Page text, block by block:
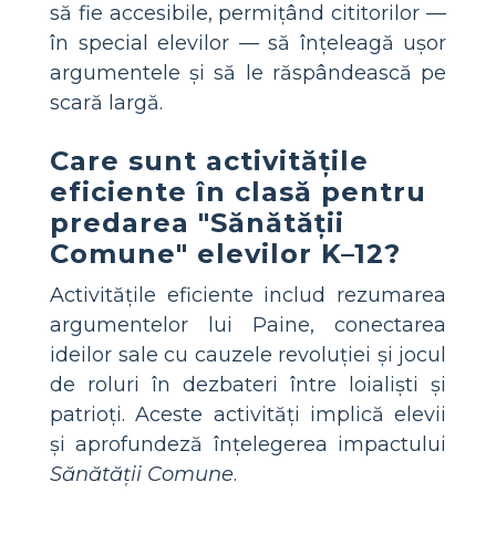
să fie accesibile, permițând cititorilor —
în special elevilor — să înțeleagă ușor
argumentele și să le răspândească pe
scară largă.
Care sunt activitățile
eficiente în clasă pentru
predarea "Sănătății
Comune" elevilor K–12?
Activitățile eficiente includ rezumarea
argumentelor lui Paine, conectarea
ideilor sale cu cauzele revoluției și jocul
de roluri în dezbateri între loialiști și
patrioți. Aceste activități implică elevii
și aprofundeză înțelegerea impactului
Sănătății Comune.